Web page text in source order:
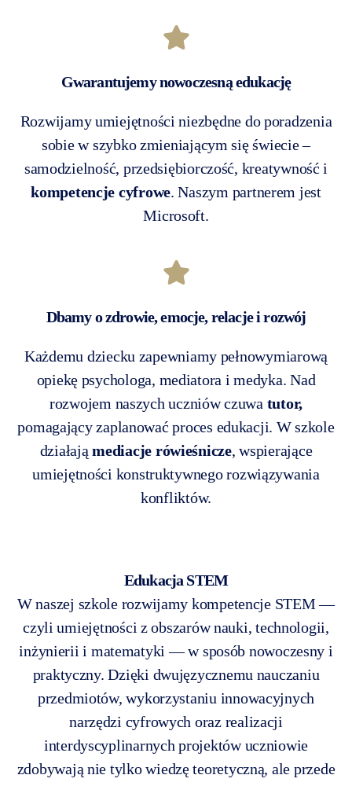
Gwarantujemy nowoczesną edukację
Rozwijamy umiejętności niezbędne do poradzenia
sobie w szybko zmieniającym się świecie –
samodzielność, przedsiębiorczość, kreatywność i
kompetencje cyfrowe. Naszym partnerem jest
Microsoft.
Dbamy o zdrowie, emocje, relacje i rozwój
Każdemu dziecku zapewniamy pełnowymiarową
opiekę psychologa, mediatora i medyka. Nad
rozwojem naszych uczniów czuwa tutor,
pomagający zaplanować proces edukacji. W szkole
działająmediacje rówieśnicze, wspierające
umiejętności konstruktywnego rozwiązywania
konfliktów.
Edukacja STEM
W naszej szkole rozwijamy kompetencje STEM —
czyli umiejętności z obszarów nauki, technologii,
inżynierii i matematyki — w sposób nowoczesny i
praktyczny. Dzięki dwujęzycznemu nauczaniu
przedmiotów, wykorzystaniu innowacyjnych
narzędzi cyfrowych oraz realizacji
interdyscyplinarnych projektów uczniowie
zdobywają nie tylko wiedzę teoretyczną, ale przede